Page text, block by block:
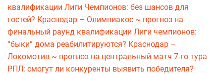
квалификации Лиги Чемпионов: без шансов для
гостей? Краснодар – Олимпиакос ~ прогноз на
финальный раунд квалификации Лиги чемпионов:
“быки” дома реабилитируются? Краснодар –
Локомотив ~ прогноз на центральный матч 7-го тура
РПЛ: смогут ли конкуренты выявить победителя?